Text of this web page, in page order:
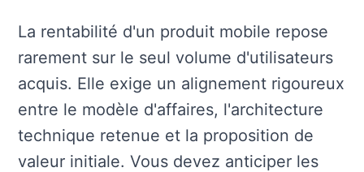
La rentabilité d'un produit mobile repose
rarement sur le seul volume d'utilisateurs
acquis. Elle exige un alignement rigoureux
entre le modèle d'affaires, l'architecture
technique retenue et la proposition de
valeur initiale. Vous devez anticiper les